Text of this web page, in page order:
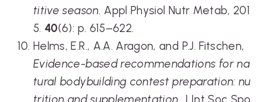
titive season. Appl Physiol Nutr Metab, 201
5. 40(6): p. 615–622.
Helms, E.R., A.A. Aragon, and P.J. Fitschen,
Evidence-based recommendations for na
tural bodybuilding contest preparation: nu
trition and supplementation.J Int Soc Spo